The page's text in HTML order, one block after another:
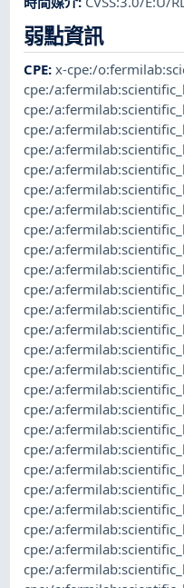
弱點資訊
CPE:x-cpe:/
cpe:/
cpe:/
cpe:/
cpe:/
cpe:/
cpe:/
cpe:/
cpe:/
cpe:/
cpe:/
cpe:/
cpe:/
cpe:/
cpe:/
cpe:/
cpe:/
cpe:/
cpe:/
cpe:/
cpe:/
cpe:/
cpe:/
cpe:/
cpe:/
cpe:/